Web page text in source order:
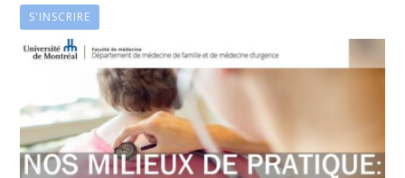
S'INSCRIRE